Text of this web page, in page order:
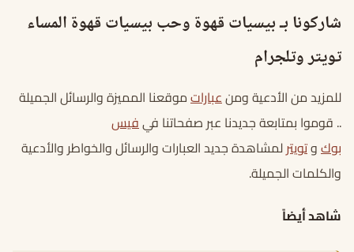
شاركونا بـ بيسيات قهوة وحب بيسيات قهوة المساء
تويتر وتلجرام
للمزيد من الأدعية ومنعباراتموقعنا المميزة والرسائل الجميلة
.. قوموا بمتابعة جديدنا عبر صفحاتنا فيفيس
بوكوتويترلمشاهدة جديد العبارات والرسائل والخواطر والأدعية
والكلمات الجميلة.
شاهد أيضاً